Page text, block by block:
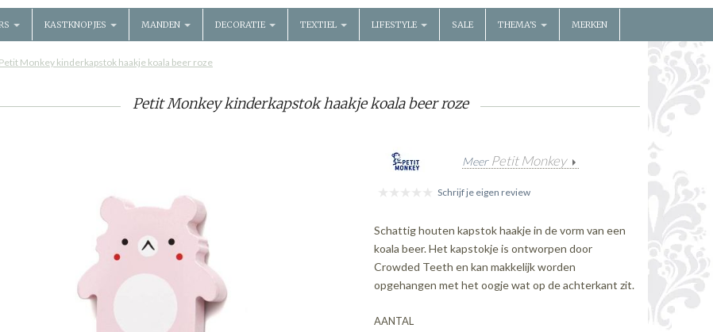
KASTKNOPJES MANDEN DECORATIE TEXTIEL LIFESTYLE SALE THEMA'S MERKEN
Petit Monkey kinderkapstok haakje koala beer roze
Petit Monkey kinderkapstok haakje koala beer roze
Meer Petit Monkey
Schrijf je eigen review
Schattig houten kapstok haakje in de vorm van een
koala beer. Het kapstokje is ontworpen door
Crowded Teeth en kan makkelijk worden
opgehangen met het oogje wat op de achterkant zit.
AANTAL